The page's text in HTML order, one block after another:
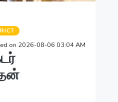
on 2026-08-06 03:04 AM